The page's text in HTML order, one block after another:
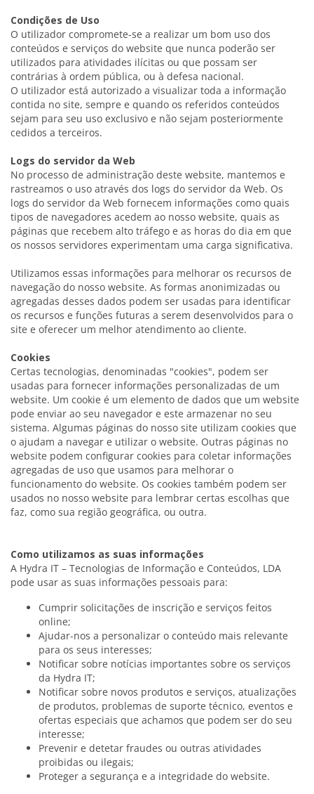
Condições de Uso
O utilizador compromete-se a realizar um bom uso dos
conteúdos e serviços do website que nunca poderão ser
utilizados para atividades ilícitas ou que possam ser
contrárias à ordem pública, ou à defesa nacional.
O utilizador está autorizado a visualizar toda a informação
contida no site, sempre e quando os referidos conteúdos
sejam para seu uso exclusivo e não sejam posteriormente
cedidos a terceiros.
Logs​ ​do​ ​servidor​ ​da​ ​Web
No processo de administração deste website, mantemos e
rastreamos o uso através dos logs do servidor da Web. Os
logs do servidor da Web fornecem informações como quais
tipos de navegadores acedem ao nosso website, quais as
páginas que recebem alto tráfego e as horas do dia em que
os nossos servidores experimentam uma carga significativa.
Utilizamos essas informações para melhorar os recursos de
navegação do nosso website. As formas anonimizadas ou
agregadas desses dados podem ser usadas para identificar
os recursos e funções futuras a serem desenvolvidos para o
site e oferecer um melhor atendimento ao cliente.
Cookies
Certas tecnologias, denominadas "cookies", podem ser
usadas para fornecer informações personalizadas de um
website. Um cookie é um elemento de dados que um website
pode enviar ao seu navegador e este armazenar no seu
sistema. Algumas páginas do nosso site utilizam cookies que
o ajudam a navegar e utilizar o website. Outras páginas no
website podem configurar cookies para coletar informações
agregadas de uso que usamos para melhorar o
funcionamento do website. Os cookies também podem ser
usados no nosso website para lembrar certas escolhas que
faz, como sua região geográfica, ou outra.
Como utilizamos as suas informações
A Hydra IT – Tecnologias de Informação e Conteúdos, LDA
pode usar as suas informações pessoais para:
Cumprir solicitações de inscrição e serviços feitos
online;
Ajudar-nos a personalizar o conteúdo mais relevante
para os seus interesses;
Notificar sobre notícias importantes sobre os serviços
da Hydra IT;
Notificar sobre novos produtos e serviços, atualizações
de produtos, problemas de suporte técnico, eventos e
ofertas especiais que achamos que podem ser do seu
interesse;
Prevenir e detetar fraudes ou outras atividades
proibidas ou ilegais;
Proteger a segurança e a integridade do website.